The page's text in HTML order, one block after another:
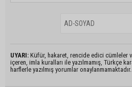
UYARI: Küfür, hakaret, rencide edici cümleler
içeren, imla kuralları ile yazılmamış, Türkçe
harflerle yazılmış yorumlar onaylanmamaktadır.